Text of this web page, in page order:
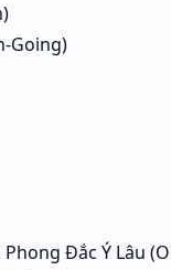
Going)
Đắc Ý Lâu